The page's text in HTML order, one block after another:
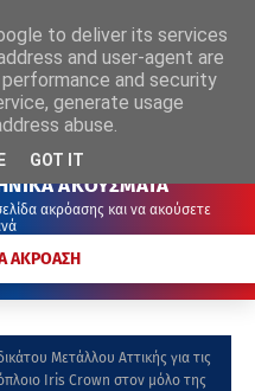
ΑΚΟΥΣΜΑΤΑ
ΑΚΟΥΣΜΑΤΑ
ακρόασης και να ακούσετε
ΑΚΡΟΑΣΗ
Μετάλλου Αττικής για τις
Iris Crown στον μόλο της
to deliver its services
and user-agent are
and security
generate usage
abuse.
GOT IT